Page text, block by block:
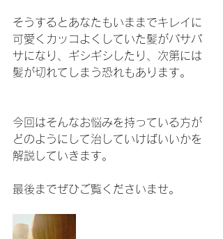
そうするとあなたもいままでキレイに
可愛くカッコよくしていた髪がパサパ
サになり、ギシギシしたり、次第には
髪が切れてしまう恐れもあります。
今回はそんなお悩みを持っている方が
どのようにして治していけばいいかを
解説していきます。
最後までぜひご覧くださいませ。